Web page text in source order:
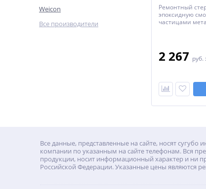
Weicon
Все производители
Ремонтный
эпоксидную
частицами
2 267 руб.
Все данные, представленные на сайте, носят
компании по указанным на сайте телефонам. Вся
продукции, носит информационный характер и ни
Российской Федерации. Указанные цены являются